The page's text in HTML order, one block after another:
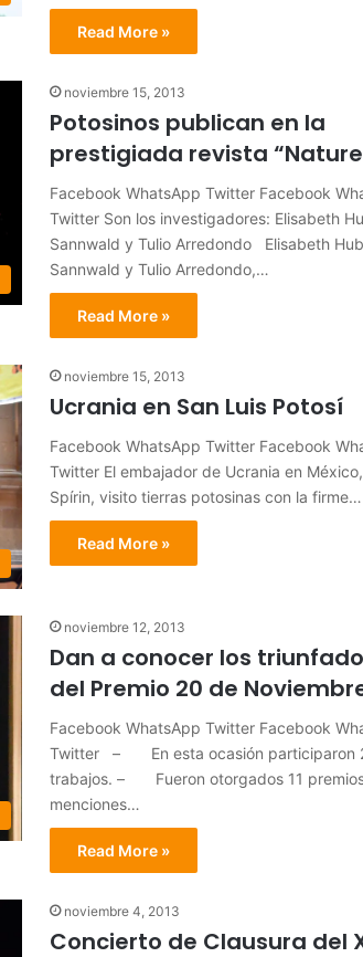
Read More »
noviembre 15, 2013
Potosinos publican en la
prestigiada revista
Facebook WhatsApp Twitter Facebook
Twitter Son los investigadores: Elisabeth
Sannwald y Tulio Arredondo Elisabeth
Sannwald y Tulio Arredondo,…
Read More »
noviembre 15, 2013
Ucrania en San Luis Potosí
Facebook WhatsApp Twitter Facebook
Twitter El embajador de Ucrania en
Spírin, visito tierras potosinas con la firme…
Read More »
noviembre 12, 2013
Dan a conocer los
del Premio 20 de
Facebook WhatsApp Twitter Facebook
Twitter – En esta ocasión participaron
trabajos. – Fueron otorgados 11
menciones…
Read More »
noviembre 4, 2013
Concierto de Clausura del